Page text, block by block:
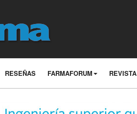
RESEÑAS FARMAFORUM REVISTA